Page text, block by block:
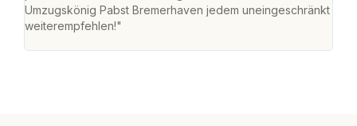
Umzugskönig Pabst Bremerhaven jedem uneingeschränkt
weiterempfehlen!"